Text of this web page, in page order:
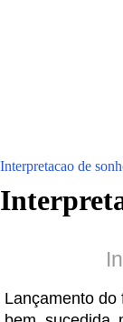
Interpretacao de
Lançamento do